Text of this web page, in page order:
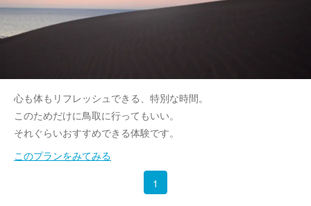
心も体もリフレッシュできる、特別な時間。
このためだけに鳥取に行ってもいい。
それぐらいおすすめできる体験です。
このプランをみてみる
1